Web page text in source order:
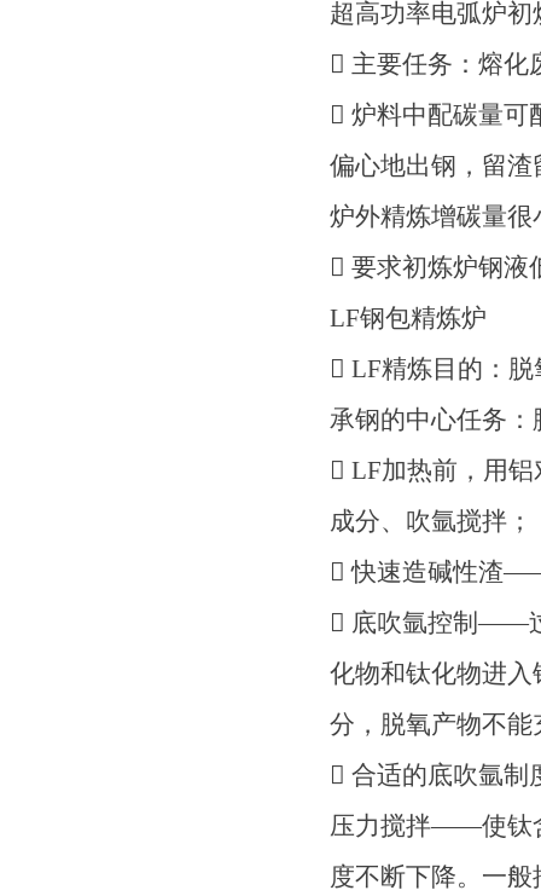
超高功率电弧炉
 主要任务：熔化
 炉料中配碳量可
偏心地出钢，留
炉外精炼增碳量
 要求初炼炉钢液
LF钢包精炼炉
 LF精炼目的：
承钢的中心任务：
 LF加热前，用
成分、吹氩搅拌；
 快速造碱性渣
 底吹氩控制——
化物和钛化物进
分，脱氧产物不能
 合适的底吹氩制
压力搅拌——使钛
度不断下降。一般